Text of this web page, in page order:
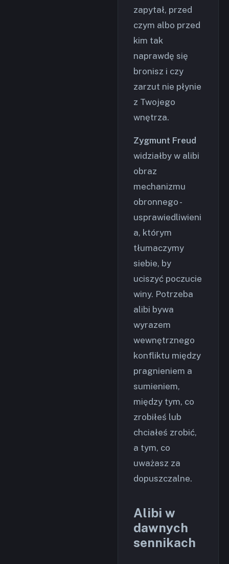
zapytał, przed
czym albo przed
kim tak
naprawdę się
bronisz i czy
zarzut nie płynie
z Twojego
wnętrza.
Zygmunt Freud
widziałby w alibi
obraz
mechanizmu
obronnego -
usprawiedliwieni
a, którym
tłumaczymy
siebie, by
uciszyć poczucie
winy. Potrzeba
alibi bywa
wyrazem
wewnętrznego
konfliktu między
pragnieniem a
sumieniem,
między tym, co
zrobiłeś lub
chciałeś zrobić,
a tym, co
uważasz za
dopuszczalne.
Alibi w
dawnych
sennikach